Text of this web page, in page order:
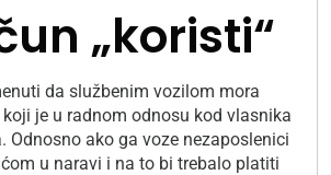
„koristi“
da službenim vozilom mora
je u radnom odnosu kod vlasnika
Odnosno ako ga voze nezaposlenici
u naravi i na to bi trebalo platiti